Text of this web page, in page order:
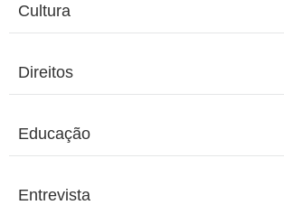
Cultura
Direitos
Educação
Entrevista